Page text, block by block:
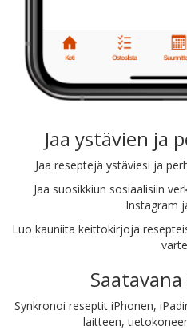
Jaa ystävien ja
Jaa reseptejä ystäviesi ja
Jaa suosikkiun sosiaalisiin
Instagram
Luo kauniita keittokirjoja
Synkronoi reseptit iPhonen,
laitteen,